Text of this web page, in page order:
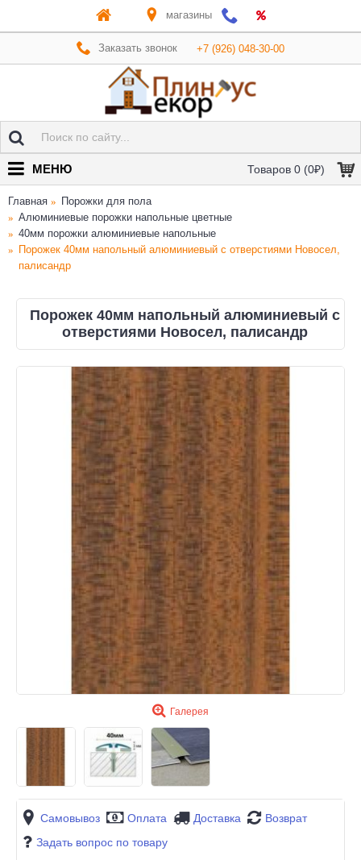
магазины
Заказать звонок +7 (926) 048-30-00
Товаров 0 (0₽)
МЕНЮ
Главная
Порожки для пола
Алюминиевые порожки напольные цветные
40мм порожки алюминиевые напольные
Порожек 40мм напольный алюминиевый с отверстиями Новосел,
палисандр
Порожек 40мм напольный алюминиевый с
отверстиями Новосел, палисандр
Галерея
Самовывоз Оплата Доставка
Возврат
Задать вопрос по товару